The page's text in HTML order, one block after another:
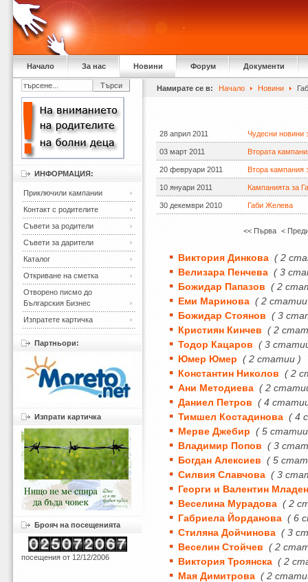
Начало За нас Новини Форум Документи
Намирате се в: Начало Новини
28 април 2011 Чудесни новини
03 март 2011 Втората
20 февруари 2011 Втора кампания
10 януари 2011 Кампанията за
30 декември 2010 Габи Желева
<< Първа <
Виктория Динкова ( 2
Велизара Пенчева ( 3
Божидар Папазов ( 2
Еми Маринова ( 2
Божидар Стоянов ( 3
Кристиян Кинчев ( 2
Тодор Кацаров ( 3
Юмер Юмер ( 2 статии )
Константин Николов ( 2
Ани Методиева ( 2
Даниел Петров ( 4
Тимшел Костадинова ( 4
Мерве Джебир ( 5
Владимир Попов ( 3
Богдан Алексиев ( 5
Силвия Славчова ( 3
Георги и Валентин
Веселина Мурадова ( 2
Габриела Йорданова ( 6
Стиляна Дойчинова ( 3
Веселин Стойчев ( 2
Виктория Троянска ( 2
Мая Димитрова ( 2
ИНФОРМАЦИЯ:
Приключили кампании
Контакт с родителите
Съвети за родители
Съвети за дарители
Каталог
Откриване на сметка
Отворено писмо до
Българския Бизнес
Изпратете картичка
Партньори:
Изпрати картичка
Брояч на посещенията
посещения от 12/12/2006